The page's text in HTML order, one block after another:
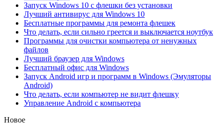
Запуск Windows 10 с флешки без установки
Лучший антивирус для Windows 10
Бесплатные программы для ремонта флешек
Что делать, если сильно греется и выключается ноутбук
Программы для очистки компьютера от ненужных
файлов
Лучший браузер для Windows
Бесплатный офис для Windows
Запуск Android игр и программ в Windows (Эмуляторы
Android)
Что делать, если компьютер не видит флешку
Управление Android с компьютера
Новое